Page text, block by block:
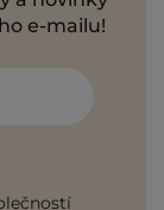
e-mailu!